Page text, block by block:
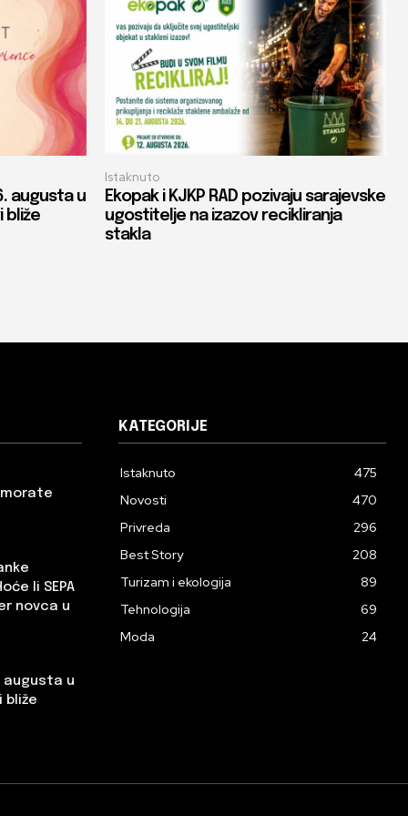
augusta u
bliže
Istaknuto
Ekopak i KJKP RAD pozivaju sarajevske
ugostitelje na izazov recikliranja
stakla
li SEPA
novca u
augusta u
bliže
KATEGORIJE
Istaknuto
475
Novosti
470
Privreda
296
Best Story
208
Turizam i ekologija
89
Tehnologija
69
Moda
24